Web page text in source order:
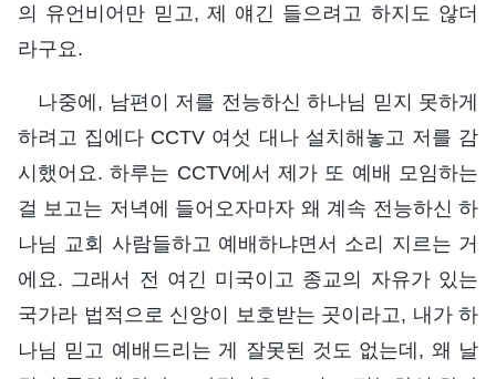
의 유언비어만 믿고, 제 얘긴 들으려고 하지도 않더
라구요.
나중에, 남편이 저를 전능하신 하나님 믿지 못하게
하려고 집에다 CCTV 여섯 대나 설치해놓고 저를 감
시했어요. 하루는 CCTV에서 제가 또 예배 모임하는
걸 보고는 저녁에 들어오자마자 왜 계속 전능하신 하
나님 교회 사람들하고 예배하냐면서 소리 지르는 거
에요. 그래서 전 여긴 미국이고 종교의 자유가 있는
국가라 법적으로 신앙이 보호받는 곳이라고, 내가 하
나님 믿고 예배드리는 게 잘못된 것도 없는데, 왜 날